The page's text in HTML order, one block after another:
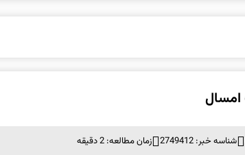
شناسه خبر: 2749412 زمان مطالعه: 2 دقیقه